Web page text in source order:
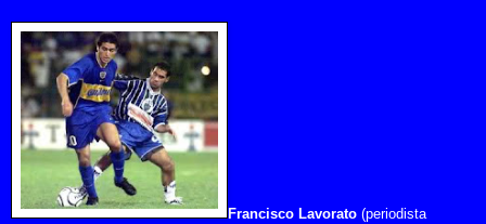
Francisco Lavorato (periodista